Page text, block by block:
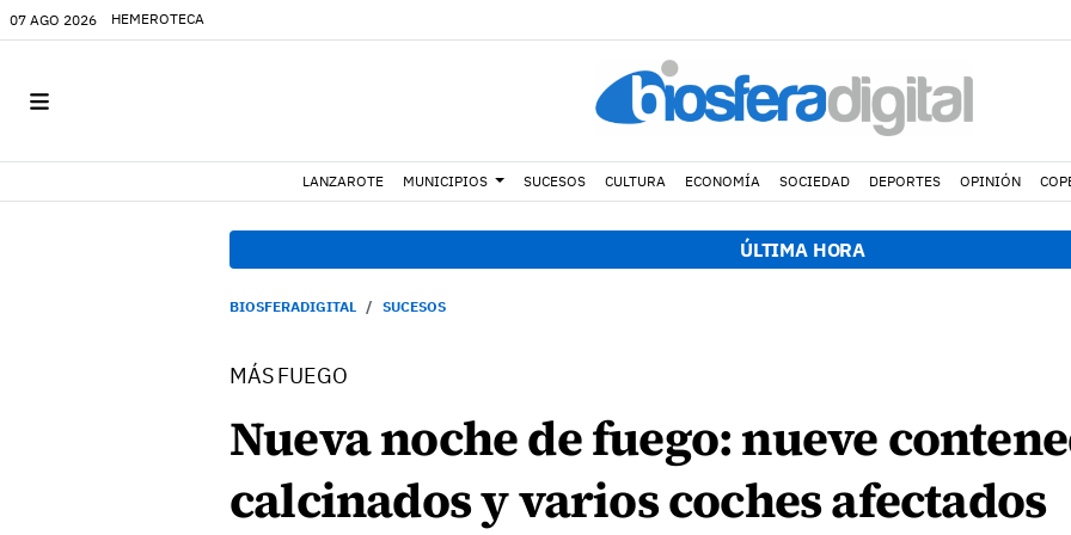
07 AGO 2026 HEMEROTECA
LANZAROTE MUNICIPIOS SUCESOS CULTURA ECONOMÍA SOCIEDAD DEPORTES OPINIÓN
ÚLTIMA HORA
BIOSFERADIGITAL SUCESOS
MÁS FUEGO
Nueva noche de fuego: nueve
calcinados y varios coches afectados